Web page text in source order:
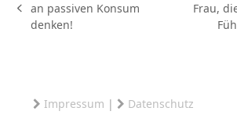
vorheriger
Beitrag:
an passiven Konsum
denken!
NächsterFrau,
Impressum | Datenschutz